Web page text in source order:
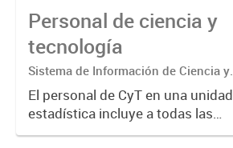
Personal de ciencia y
tecnología
Sistema de Información de Ciencia y
Tecnología Argentino (SICYTAR)
El personal de CyT en una unidad
estadística incluye a todas las
personas involucradas